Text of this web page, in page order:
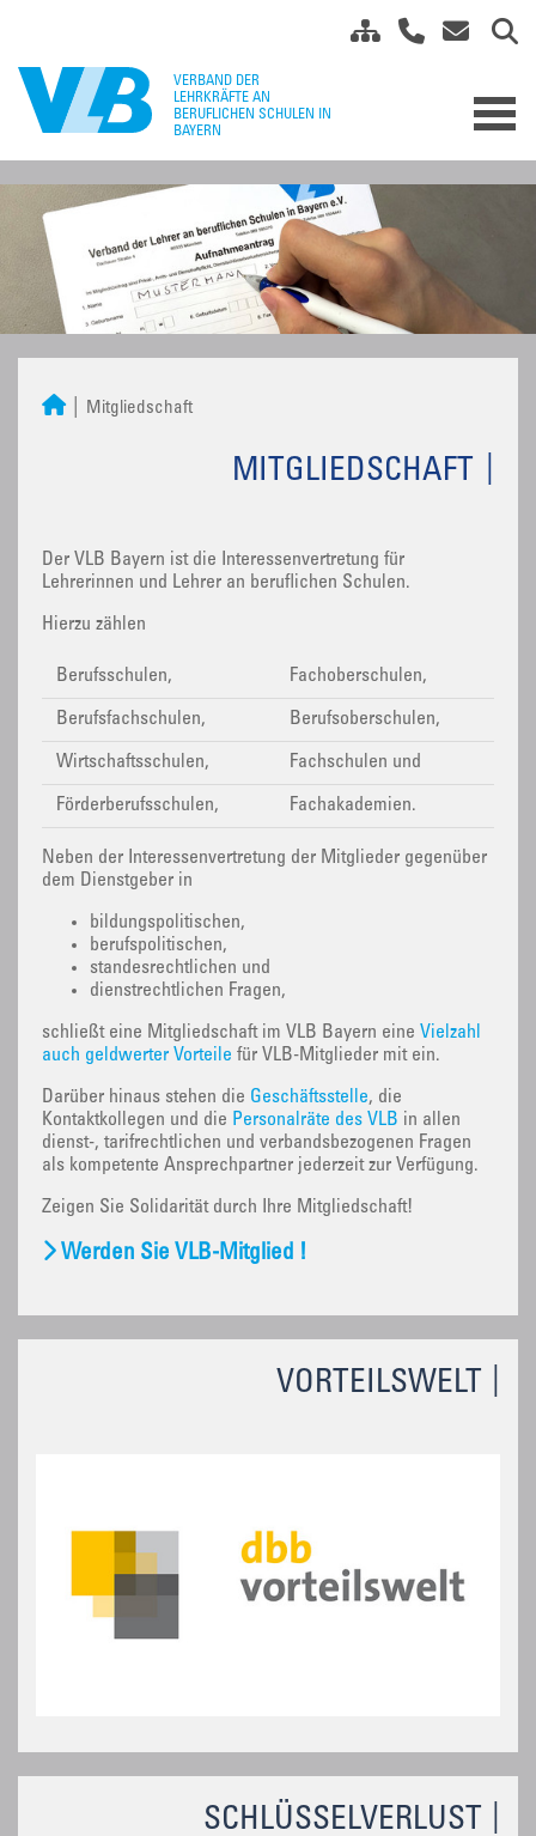
VORTEILSWELT
SCHLÜSSELVERLUST
Mitgliedschaft
MITGLIEDSCHAFT
Der VLB Bayern ist die Interessenvertretung für
Lehrerinnen und Lehrer an beruflichen Schulen.
Hierzu zählen
Berufsschulen, Fachoberschulen,
Berufsfachschulen, Berufsoberschulen,
Wirtschaftsschulen, Fachschulen und
Förderberufsschulen, Fachakademien.
Neben der Interessenvertretung der Mitglieder gegenüber
dem Dienstgeber in
bildungspolitischen,
berufspolitischen,
standesrechtlichen und
dienstrechtlichen Fragen,
schließt eine Mitgliedschaft im VLB Bayern eine Vielzahl
auch geldwerter Vorteile für VLB-Mitglieder mit ein.
Darüber hinaus stehen die Geschäftsstelle, die
Kontaktkollegen und die Personalräte des VLB in allen
dienst-, tarifrechtlichen und verbandsbezogenen Fragen
als kompetente Ansprechpartner jederzeit zur Verfügung.
Zeigen Sie Solidarität durch Ihre Mitgliedschaft!
Werden Sie VLB-Mitglied !